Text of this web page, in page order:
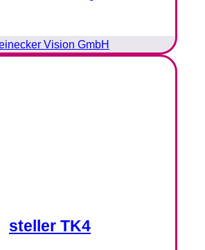
Vision GmbH
steller TK4